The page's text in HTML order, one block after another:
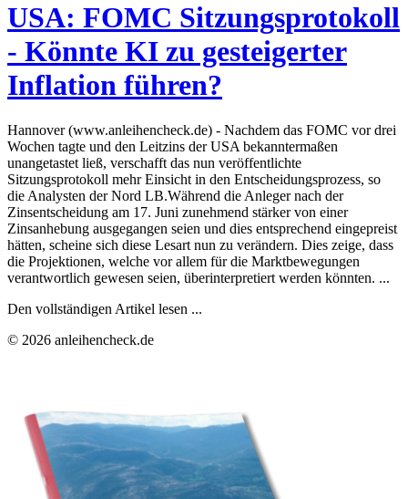
USA: FOMC Sitzungsprotokoll
- Könnte KI zu gesteigerter
Inflation führen?
Hannover (www.anleihencheck.de) - Nachdem das FOMC vor drei
Wochen tagte und den Leitzins der USA bekanntermaßen
unangetastet ließ, verschafft das nun veröffentlichte
Sitzungsprotokoll mehr Einsicht in den Entscheidungsprozess, so
die Analysten der Nord LB.Während die Anleger nach der
Zinsentscheidung am 17. Juni zunehmend stärker von einer
Zinsanhebung ausgegangen seien und dies entsprechend eingepreist
hätten, scheine sich diese Lesart nun zu verändern. Dies zeige, dass
die Projektionen, welche vor allem für die Marktbewegungen
verantwortlich gewesen seien, überinterpretiert werden könnten. ...
Den vollständigen Artikel lesen ...
© 2026 anleihencheck.de